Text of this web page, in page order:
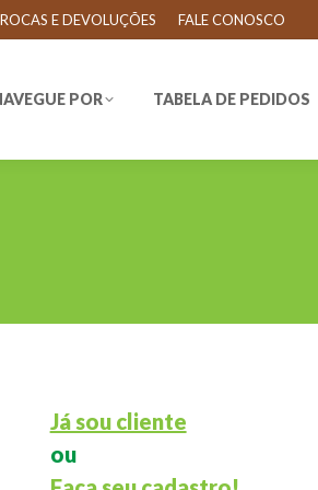
E DEVOLUÇÕES FALE CONOSCO
POR TABELA DE PEDIDOS
Já sou cliente
ou
POR TABELA DE PEDIDOS